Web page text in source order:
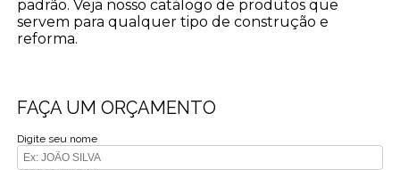
padrão. Veja nosso catálogo de produtos que
servem para qualquer tipo de construção e
reforma.
FAÇA UM ORÇAMENTO
Digite seu nome